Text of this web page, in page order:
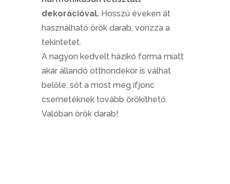
dekorációval. Hosszú éveken át
használható örök darab, vonzza a
tekintetet.
A nagyon kedvelt házikó forma miatt
akár állandó otthondekor is válhat
belőle, sőt a most még ifjonc
csemetéknek tovább örökíthető.
Valóban örök darab!